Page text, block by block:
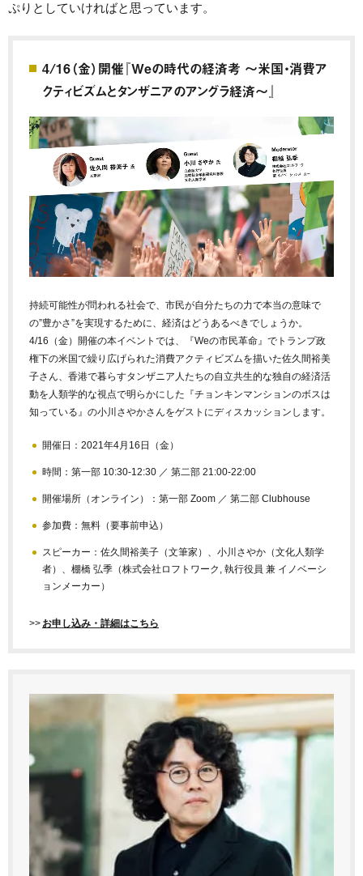
ぷりとしていければと思っています。
4/16（金）開催『Weの時代の経済考 〜米国・消費ア
クティビズムとタンザニアのアングラ経済〜』
持続可能性が問われる社会で、市民が自分たちの力で本当の意味で
の”豊かさ”を実現するために、経済はどうあるべきでしょうか。
4/16（金）開催の本イベントでは、『Weの市民革命』でトランプ政
権下の米国で繰り広げられた消費アクティビズムを描いた佐久間裕美
子さん、香港で暮らすタンザニア人たちの自立共生的な独自の経済活
動を人類学的な視点で明らかにした『チョンキンマンションのボスは
知っている』の小川さやかさんをゲストにディスカッションします。
開催日：2021年4月16日（金）
時間：第一部 10:30-12:30 ／ 第二部 21:00-22:00
開催場所（オンライン）：第一部 Zoom ／ 第二部 Clubhouse
参加費：無料（要事前申込）
スピーカー：佐久間裕美子（文筆家）、小川さやか（文化人類学
者）、棚橋 弘季（株式会社ロフトワーク, 執行役員 兼 イノベーシ
ョンメーカー）
>> お申し込み・詳細はこちら